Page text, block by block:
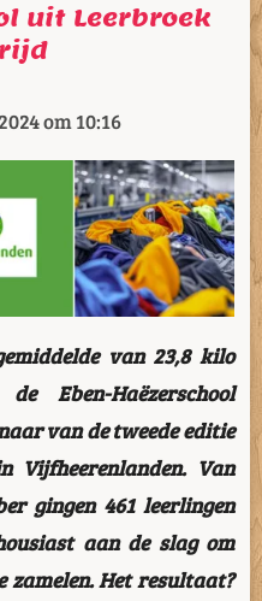
uit Leerbroek
om 10:16
van 23,8 kilo
Eben-Haëzerschool
van de tweede editie
Vijfheerenlanden. Van
gingen 461 leerlingen
aan de slag om
Het resultaat?